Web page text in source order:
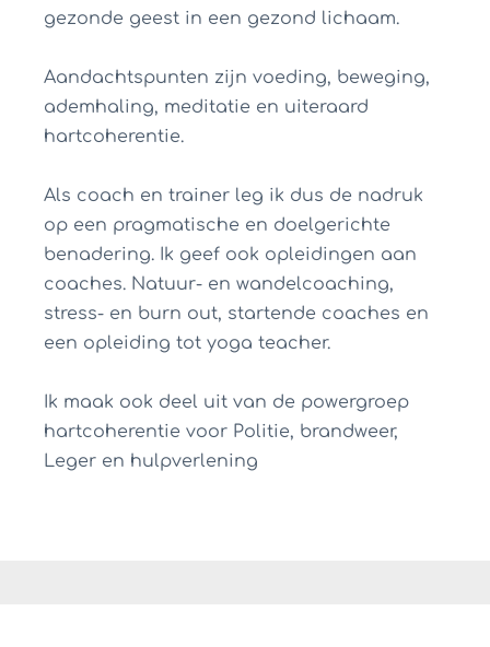
gezonde geest in een gezond lichaam.
Aandachtspunten zijn voeding, beweging,
ademhaling, meditatie en uiteraard
hartcoherentie.
Als coach en trainer leg ik dus de nadruk
op een pragmatische en doelgerichte
benadering. Ik geef ook opleidingen aan
coaches. Natuur- en wandelcoaching,
stress- en burn out, startende coaches en
een opleiding tot yoga teacher.
Ik maak ook deel uit van de powergroep
hartcoherentie voor Politie, brandweer,
Leger en hulpverlening